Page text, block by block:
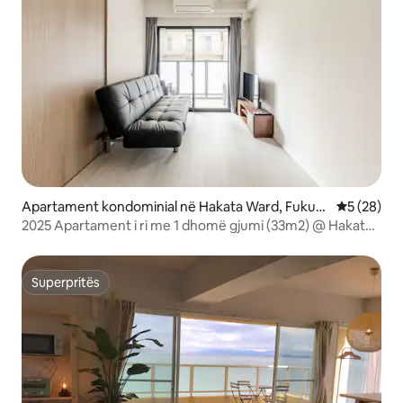
Apartament kondominial në Hakata Ward, Fukuo
ka
Vlerësimi
5 (28)
2025 Apartament i ri me 1 dhomë gjumi (33m2) @ Hakata
Superpritës
Superpritës